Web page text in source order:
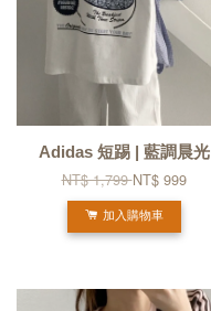
Adidas 短踢 | 藍調晨光
NT$ 1,799NT$ 999
加入購物車